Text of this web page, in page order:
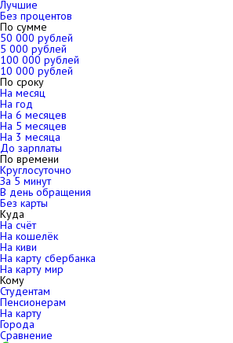
Лучшие
Без процентов
По сумме
50 000 рублей
5 000 рублей
100 000 рублей
10 000 рублей
По сроку
На месяц
На год
На 6 месяцев
На 5 месяцев
На 3 месяца
До зарплаты
По времени
Круглосуточно
За 5 минут
В день обращения
Без карты
Куда
На счёт
На кошелёк
На киви
На карту сбербанка
На карту мир
Кому
Студентам
Пенсионерам
На карту
Города
Сравнение